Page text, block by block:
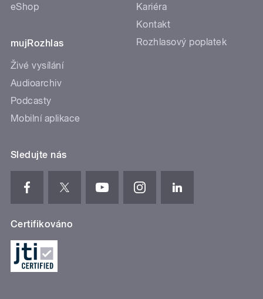
eShop
mujRozhlas
Živé vysílání
Audioarchiv
Podcasty
Mobilní aplikace
Kariéra
Kontakt
Rozhlasový poplatek
Sledujte nás
Certifikováno